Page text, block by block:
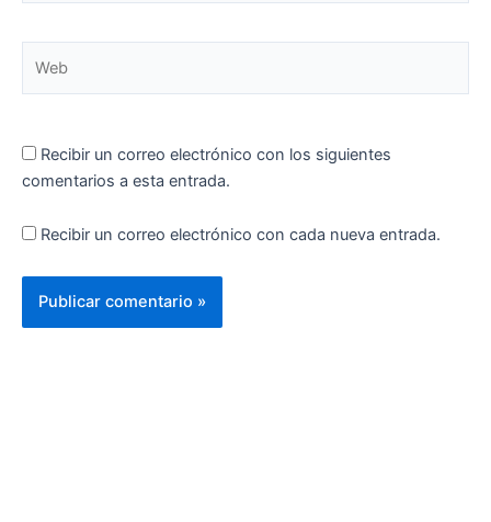
Recibir un correo electrónico con los siguientes
comentarios a esta entrada.
Recibir un correo electrónico con cada nueva entrada.